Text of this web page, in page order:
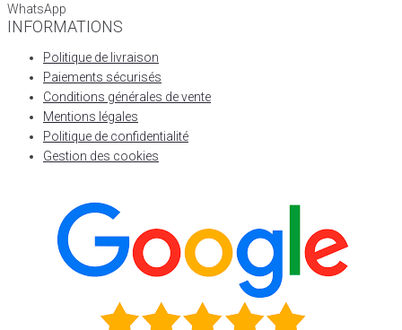
WhatsApp
INFORMATIONS
Politique de livraison
Paiements sécurisés
Conditions générales de vente
Mentions légales
Politique de confidentialité
Gestion des cookies